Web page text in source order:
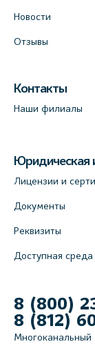
Новости
Отзывы
Контакты
Наши филиалы
Юридическая
Лицензии и
Документы
Реквизиты
Доступная
8 (800)
8 (812)
Многоканальный